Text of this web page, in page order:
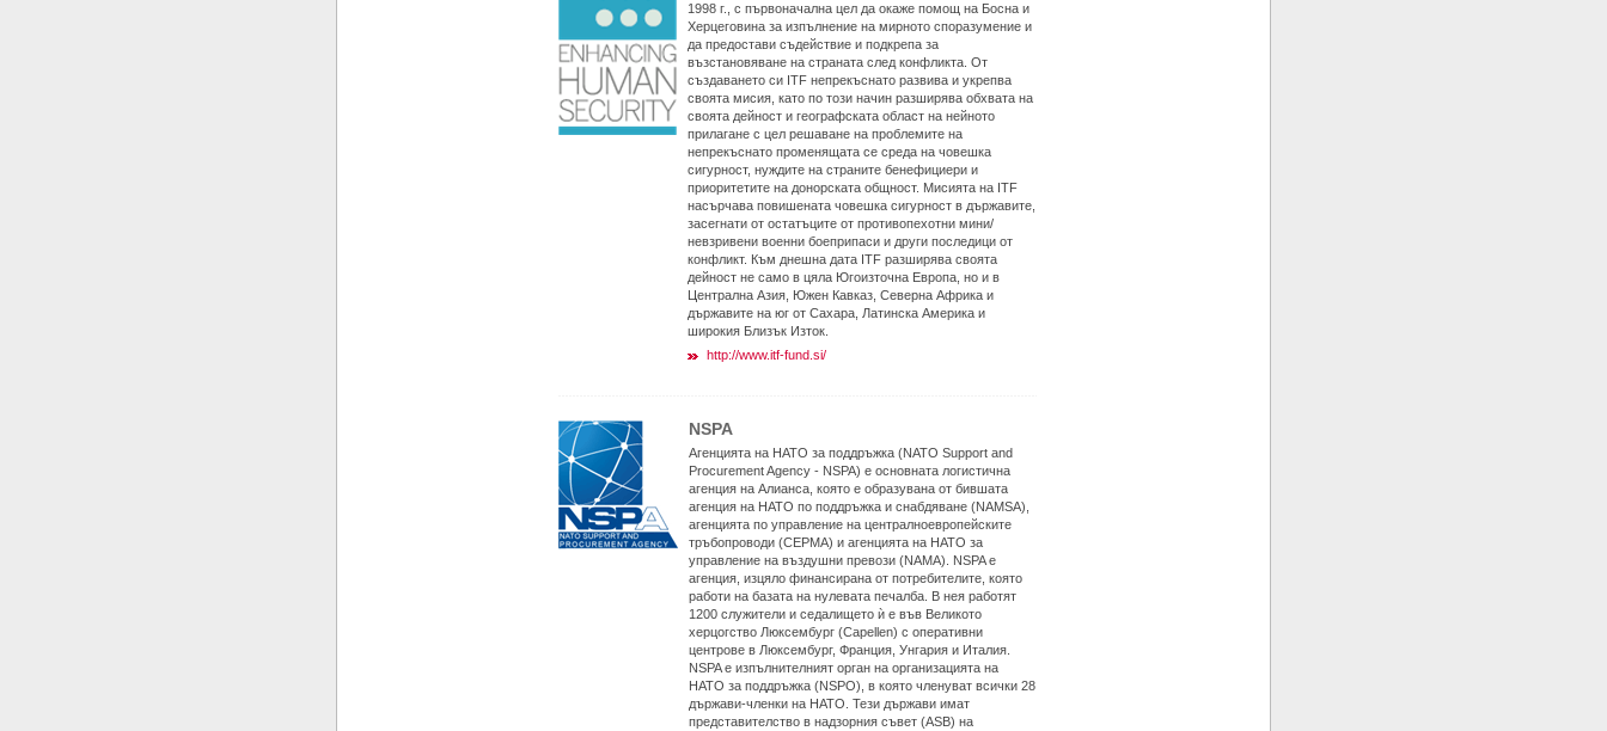
1998 г., с първоначална цел да окаже помощ на Босна и
Херцеговина за изпълнение на мирното споразумение и
да предостави съдействие и подкрепа за
възстановяване на страната след конфликта. От
създаването си ITF непрекъснато развива и укрепва
своята мисия, като по този начин разширява обхвата на
своята дейност и географската област на нейното
прилагане с цел решаване на проблемите на
непрекъснато променящата се среда на човешка
сигурност, нуждите на страните бенефициери и
приоритетите на донорската общност. Мисията на ITF
насърчава повишената човешка сигурност в държавите,
засегнати от остатъците от противопехотни мини/
невзривени военни боеприпаси и други последици от
конфликт. Към днешна дата ITF разширява своята
дейност не само в цяла Югоизточна Европа, но и в
Централна Азия, Южен Кавказ, Северна Африка и
държавите на юг от Сахара, Латинска Америка и
широкия Близък Изток.
http://www.itf-fund.si/
NSPA
Агенцията на НАТО за поддръжка (NATO Support and
Procurement Agency - NSPA) е основната логистична
агенция на Алианса, която е образувана от бившата
агенция на НАТО по поддръжка и снабдяване (NAMSA),
агенцията по управление на централноевропейските
тръбопроводи (CEPMA) и агенцията на НАТО за
управление на въздушни превози (NAMA). NSPA е
агенция, изцяло финансирана от потребителите, която
работи на базата на нулевата печалба. В нея работят
1200 служители и седалището ѝ е във Великото
херцогство Люксембург (Capellen) с оперативни
центрове в Люксембург, Франция, Унгария и Италия.
NSPA е изпълнителният орган на организацията на
НАТО за поддръжка (NSPO), в която членуват всички 28
държави-членки на НАТО. Тези държави имат
представителство в надзорния съвет (ASB) на